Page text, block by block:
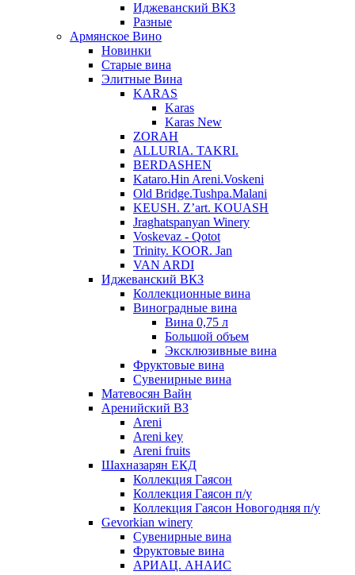
Иджеванский ВКЗ
Разные
Армянское Вино
Новинки
Старые вина
Элитные Вина
KARAS
Karas
Karas New
ZORAH
ALLURIA. TAKRI.
BERDASHEN
Kataro.Hin Areni.Voskeni
Old Bridge.Tushpa.Malani
KEUSH. Z’art. KOUASH
Jraghatspanyan Winery
Voskevaz - Qotot
Trinity. KOOR. Jan
VAN ARDI
Иджеванский ВКЗ
Коллекционные вина
Виноградные вина
Вина 0,75 л
Большой объем
Эксклюзивные вина
Фруктовые вина
Cувенирные вина
Матевосян Вайн
Аренийский ВЗ
Areni
Areni key
Areni fruits
Шахназарян ЕКД
Коллекция Гаясон
Коллекция Гаясон п/у
Коллекция Гаясон Новогодняя п/у
Gevorkian winery
Сувенирные вина
Фруктовые вина
АРИАЦ. АНАИС